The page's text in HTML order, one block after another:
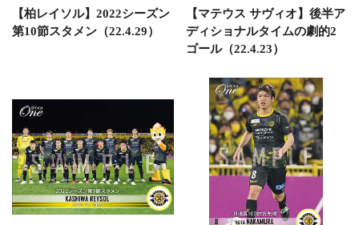
【柏レイソル】2022シーズン
第10節スタメン（22.4.29）
【マテウス サヴィオ】後半ア
ディショナルタイムの劇的2
ゴール（22.4.23）